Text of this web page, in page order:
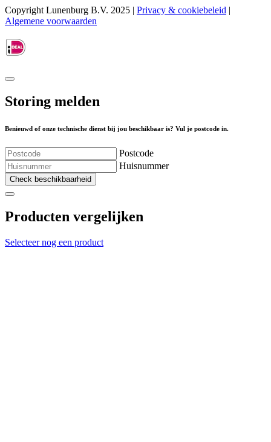
Copyright Lunenburg B.V. 2025 | Privacy & cookiebeleid |
Algemene voorwaarden
Storing melden
Benieuwd of onze technische dienst bij jou beschikbaar is? Vul je postcode in.
Postcode
Huisnummer
Check beschikbaarheid
Producten vergelijken
Selecteer nog een product